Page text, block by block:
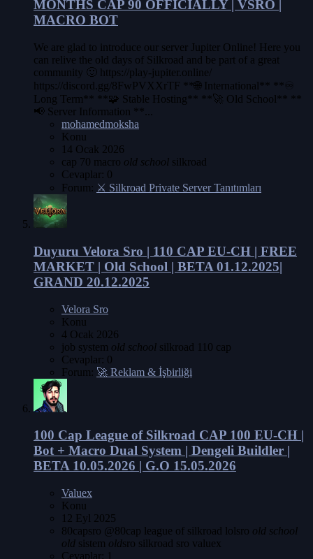
MONTHS CAP 90 OFFICIALLY | VSRO |
MACRO BOT
We are glad to introduce our server Jupiter Online! Here you
can relive the old days of Silkroad and be part of a great
community 🙂 https://play-jupiter.online/
https://discord.gg/8FwPVXXrTF **🌐 International** **♾️
Long Term** **🧩 Stable Hosting** **🚀 Old School** **
📢 Server Information **...
mohamedmoksha
Konu
14 Ocak 2026
cap 70 macro old school silkroad
Cevaplar: 0
Forum: ⚔️ Silkroad Private Server Tanıtımları
Duyuru Velora Sro | 110 CAP EU-CH | FREE
MARKET | Old School | BETA 01.12.2025|
GRAND 20.12.2025
Velora Sro
Konu
4 Ocak 2026
job system old school silkroad 110 cap
Cevaplar: 0
Forum: 🚀 Reklam & İşbirliği
100 Cap League of Silkroad CAP 100 EU-CH |
Bot + Macro Dual System | Dengeli Buildler |
BETA 10.05.2026 | G.O 15.05.2026
Valuex
Konu
12 Eyl 2025
80capsro @80cap league of silkroad lolsro old school
old sistem oldsro silkroad sro valuex
Cevaplar: 1